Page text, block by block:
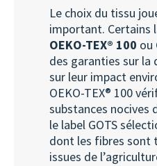
Le choix du tissu
important. Certains
OEKO-TEX® 100 ou
des garanties sur
sur leur impact
OEKO-TEX® 100
substances nocives
le label GOTS
dont les fibres sont
issues de